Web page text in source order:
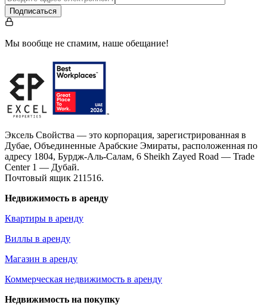
Подписаться
Мы вообще не спамим, наше обещание!
Эксель Свойства — это корпорация, зарегистрированная в
Дубае, Объединенные Арабские Эмираты, расположенная по
адресу 1804, Бурдж-Аль-Салам, 6 Sheikh Zayed Road — Trade
Center 1 — Дубай.
Почтовый ящик 211516.
Недвижимость в аренду
Квартиры в аренду
Виллы в аренду
Магазин в аренду
Коммерческая недвижимость в аренду
Недвижимость на покупку